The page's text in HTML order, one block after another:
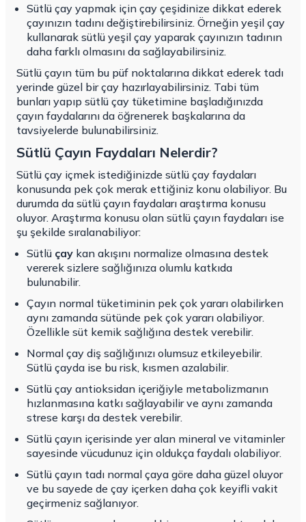
Sütlü çay yapmak için çay çeşidinize dikkat ederek
çayınızın tadını değiştirebilirsiniz. Örneğin yeşil çay
kullanarak sütlü yeşil çay yaparak çayınızın tadının
daha farklı olmasını da sağlayabilirsiniz.
Sütlü çayın tüm bu püf noktalarına dikkat ederek tadı
yerinde güzel bir çay hazırlayabilirsiniz. Tabi tüm
bunları yapıp sütlü çay tüketimine başladığınızda
çayın faydalarını da öğrenerek başkalarına da
tavsiyelerde bulunabilirsiniz.
Sütlü Çayın Faydaları Nelerdir?
Sütlü çay içmek istediğinizde sütlü çay faydaları
konusunda pek çok merak ettiğiniz konu olabiliyor. Bu
durumda da sütlü çayın faydaları araştırma konusu
oluyor. Araştırma konusu olan sütlü çayın faydaları ise
şu şekilde sıralanabiliyor:
Sütlü çay kan akışını normalize olmasına destek
vererek sizlere sağlığınıza olumlu katkıda
bulunabilir.
Çayın normal tüketiminin pek çok yararı olabilirken
aynı zamanda sütünde pek çok yararı olabiliyor.
Özellikle süt kemik sağlığına destek verebilir.
Normal çay diş sağlığınızı olumsuz etkileyebilir.
Sütlü çayda ise bu risk, kısmen azalabilir.
Sütlü çay antioksidan içeriğiyle metabolizmanın
hızlanmasına katkı sağlayabilir ve aynı zamanda
strese karşı da destek verebilir.
Sütlü çayın içerisinde yer alan mineral ve vitaminler
sayesinde vücudunuz için oldukça faydalı olabiliyor.
Sütlü çayın tadı normal çaya göre daha güzel oluyor
ve bu sayede de çay içerken daha çok keyifli vakit
geçirmeniz sağlanıyor.